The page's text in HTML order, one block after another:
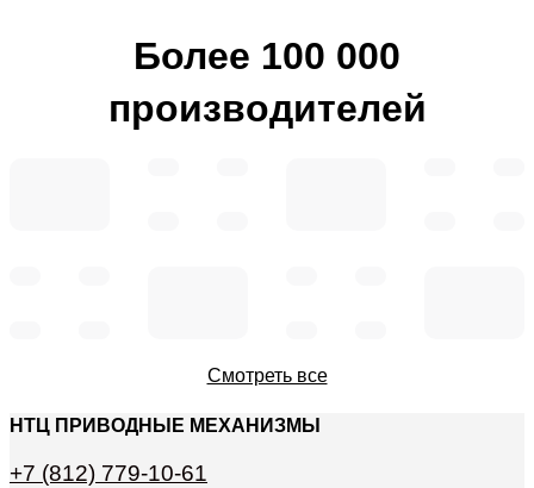
Более 100 000
производителей
Смотреть все
НТЦ ПРИВОДНЫЕ МЕХАНИЗМЫ
+7 (812) 779-10-61